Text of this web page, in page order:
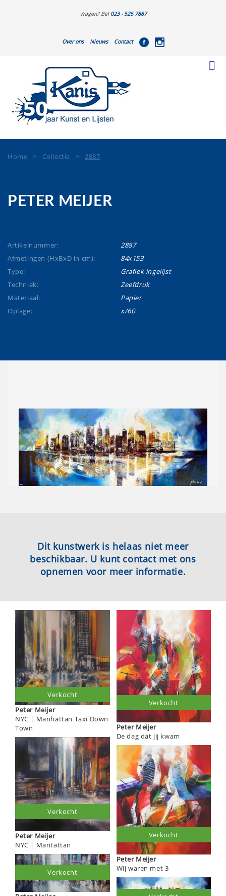
Vragen? Bel 023 - 525 7887
Over ons Nieuws Contact
Home > Collectie >2887
PETER MEIJER
Artikelnummer:
2887
Afmetingen (HxBxD in cm):
84x153
Type:
Grafiek ingelijst
Techniek:
Zeefdruk
Materiaal:
Papier
Oplage:
x/60
Dit kunstwerk is helaas niet meer
beschikbaar. U kunt contact met ons
opnemen voor meer informatie.
Peter Meijer
NYC | Manhattan Taxi Down
Town
Verkocht
Peter Meijer
NYC | Mantattan
Verkocht
Verkocht
Peter Meijer
De dag dat jij kwam
Verkocht
Peter Meijer
Wij waren met 3
Verkocht